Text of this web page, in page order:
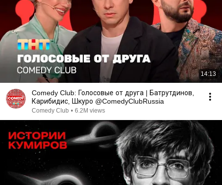
14:13
Comedy Club: Голосовые от друга | Батрутдинов,
Карибидис, Шкуро @ComedyClubRussia
Comedy Club • 6.2M views